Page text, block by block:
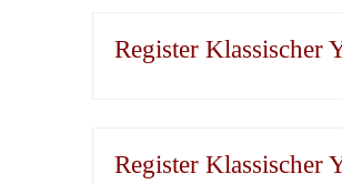
Register Klassischer
Register Klassischer